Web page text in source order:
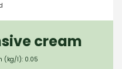
cream
(kg/l): 0.05